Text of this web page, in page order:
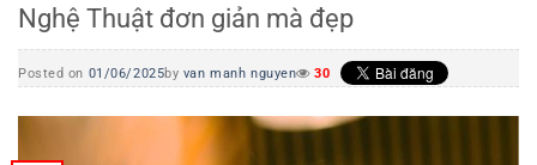
Nghệ Thuật đơn giản mà đẹp
Posted on 01/06/2025by van manh nguyen 30